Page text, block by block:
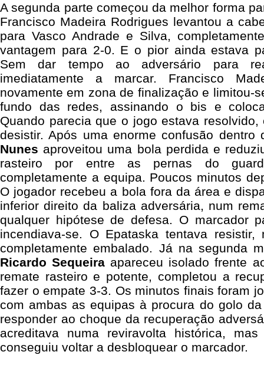
A segunda parte começou da melhor forma
Francisco Madeira Rodrigues levantou a
para Vasco Andrade e Silva,
vantagem para 2-0. E o pior ainda estava
Sem dar tempo ao adversário para
imediatamente a marcar. Francisco
novamente em zona de finalização e limitou-
fundo das redes, assinando o bis e
Quando parecia que o jogo estava
desistir. Após uma enorme confusão
Nunes aproveitou uma bola perdida e
rasteiro por entre as pernas do
completamente a equipa. Poucos minutos
O jogador recebeu a bola fora da área e
inferior direito da baliza adversária, num
qualquer hipótese de defesa. O marcador
incendiava-se. O Epataska tentava
completamente embalado. Já na segunda
Ricardo Sequeira apareceu isolado frente
remate rasteiro e potente, completou a
fazer o empate 3-3. Os minutos finais foram
com ambas as equipas à procura do golo
responder ao choque da recuperação
acreditava numa reviravolta histórica,
conseguiu voltar a desbloquear o marcador.